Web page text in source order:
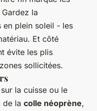
la
en plein soleil - les
Et côté
évite les plis
sollicitées.
la cuisse ou le
de la colle néoprène,